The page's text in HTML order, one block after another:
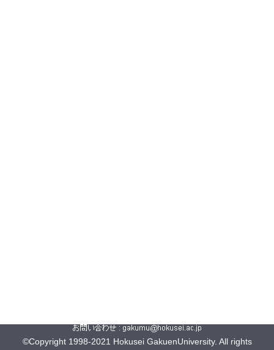
©Copyright 1998-2021 Hokusei GakuenUniversity. All rights